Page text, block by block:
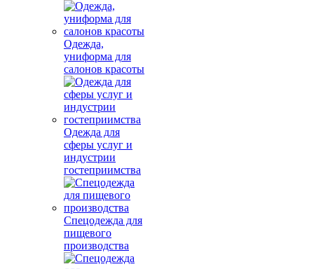
Одежда,
униформа для
салонов красоты
Одежда для
сферы услуг и
индустрии
гостеприимства
Спецодежда для
пищевого
производства